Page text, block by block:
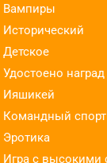
Вампиры
Исторический
Детское
Удостоено наград
Ияшикей
Командный спорт
Эротика